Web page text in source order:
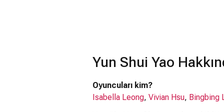
Yun Shui Yao
Oyuncuları kim?
Isabella Leong, Vivian Hsu, Bingbing